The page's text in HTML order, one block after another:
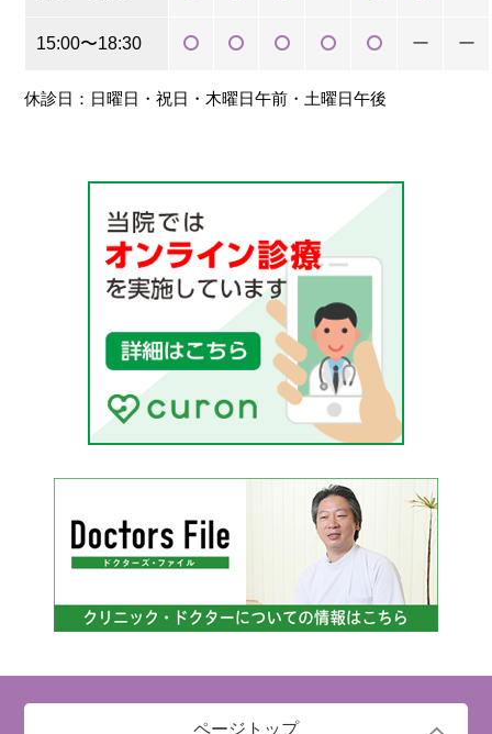
15:00〜18:30 ー ー
休診日：日曜日・祝日・木曜日午前・土曜日午後
ページトップ